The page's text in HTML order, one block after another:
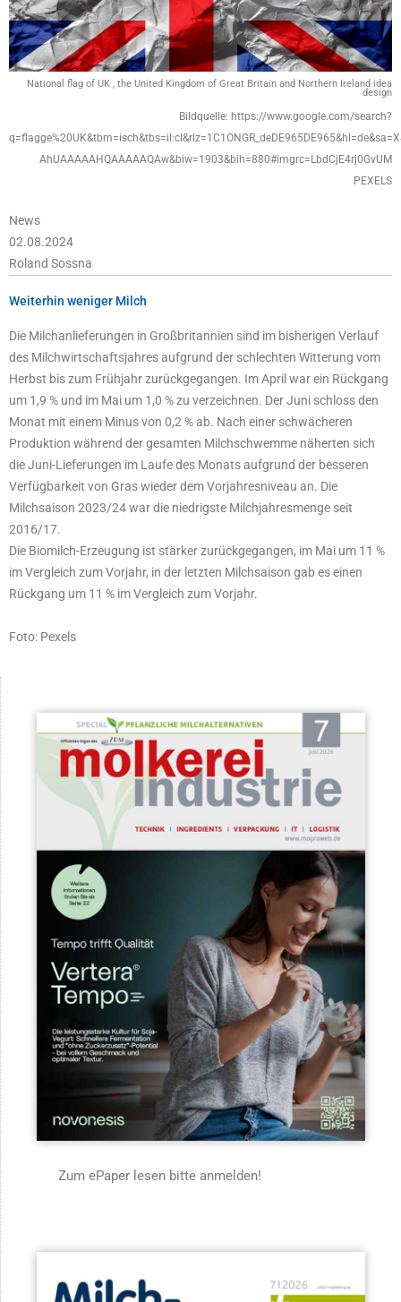
National flag of UK , the United Kingdom of Great Britain and Northern Ireland idea
design
Bildquelle: https://www.google.com/search?
AhUAAAAAHQAAAAAQAw&biw=1903&bih=880#imgrc=LbdCjE4rj0GvUM
PEXELS
News
02.08.2024
Roland Sossna
Weiterhin weniger Milch
Die Milchanlieferungen in Großbritannien sind im bisherigen Verlauf
des Milchwirtschaftsjahres aufgrund der schlechten Witterung vom
Herbst bis zum Frühjahr zurückgegangen. Im April war ein Rückgang
um 1,9 % und im Mai um 1,0 % zu verzeichnen. Der Juni schloss den
Monat mit einem Minus von 0,2 % ab. Nach einer schwächeren
Produktion während der gesamten Milchschwemme näherten sich
die Juni-Lieferungen im Laufe des Monats aufgrund der besseren
Verfügbarkeit von Gras wieder dem Vorjahresniveau an. Die
Milchsaison 2023/24 war die niedrigste Milchjahresmenge seit
2016/17.
Die Biomilch-Erzeugung ist stärker zurückgegangen, im Mai um 11 %
im Vergleich zum Vorjahr, in der letzten Milchsaison gab es einen
Rückgang um 11 % im Vergleich zum Vorjahr.
Foto: Pexels
Zum ePaper lesen bitte anmelden!